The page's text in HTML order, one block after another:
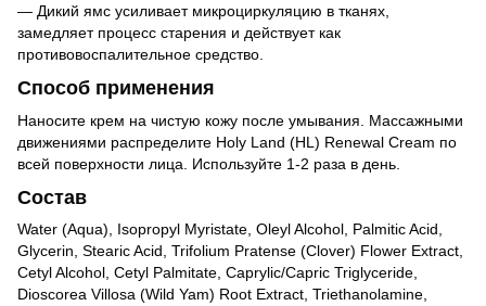
— Дикий ямс усиливает микроциркуляцию в тканях,
замедляет процесс старения и действует как
противовоспалительное средство.
Способ применения
Наносите крем на чистую кожу после умывания. Массажными
движениями распределите Holy Land (HL) Renewal Cream по
всей поверхности лица. Используйте 1-2 раза в день.
Состав
Water (Aqua), Isopropyl Myristate, Oleyl Alcohol, Palmitic Acid,
Glycerin, Stearic Acid, Trifolium Pratense (Clover) Flower Extract,
Cetyl Alcohol, Cetyl Palmitate, Caprylic/Capric Triglyceride,
Dioscorea Villosa (Wild Yam) Root Extract, Triethanolamine,